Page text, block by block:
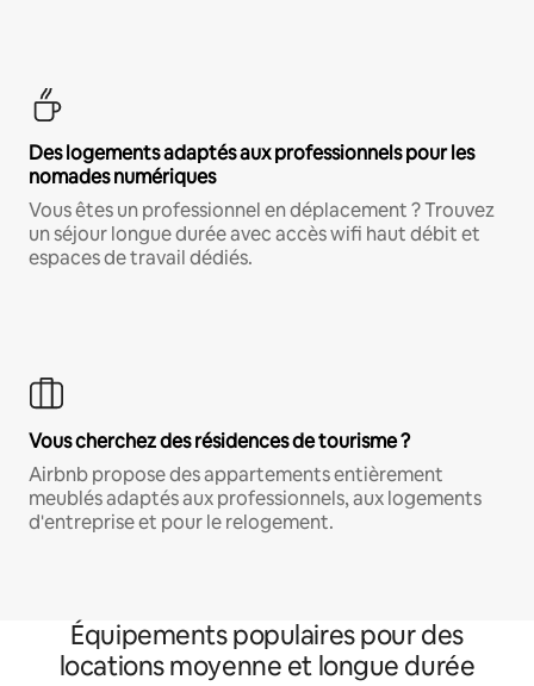
Des logements adaptés aux professionnels pour les
nomades numériques
Vous êtes un professionnel en déplacement ? Trouvez
un séjour longue durée avec accès wifi haut débit et
espaces de travail dédiés.
Vous cherchez des résidences de tourisme ?
Airbnb propose des appartements entièrement
meublés adaptés aux professionnels, aux logements
d'entreprise et pour le relogement.
Équipements populaires pour des
locations moyenne et longue durée